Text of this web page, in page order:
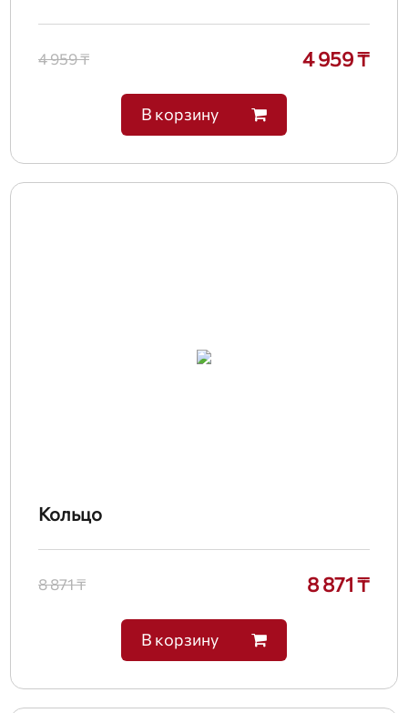
4 959 ₸ 4 959 ₸
В корзину
Кольцо
8 871 ₸ 8 871 ₸
В корзину